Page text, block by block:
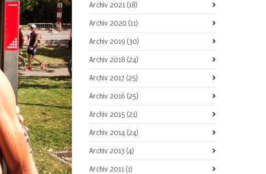
Archiv 2021 (18)
Archiv 2020 (11)
Archiv 2019 (30)
Archiv 2018 (24)
Archiv 2017 (25)
Archiv 2016 (25)
Archiv 2015 (21)
Archiv 2014 (24)
Archiv 2013 (4)
Archiv 2011 (1)